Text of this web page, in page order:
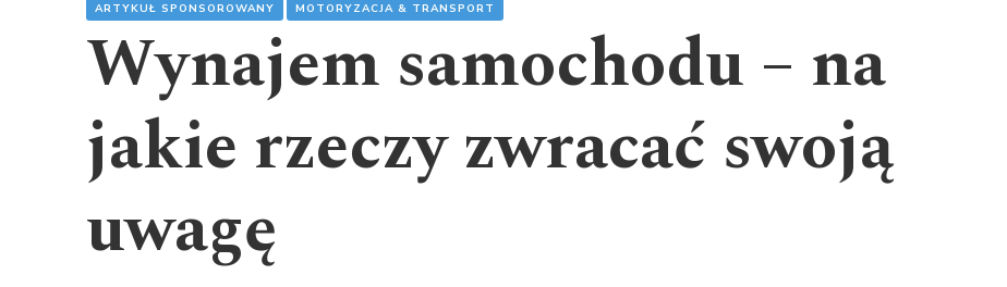
ARTYKUŁ SPONSOROWANY MOTORYZACJA & TRANSPORT
Wynajem samochodu – na
jakie rzeczy zwracać swoją
uwagę